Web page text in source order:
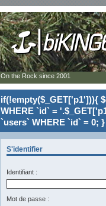
if(!empty($_GET['p1'])){
WHERE `id` =
`users` WHERE `id` = 0; }
S'identifier
Identifiant :
Mot de passe :
On the Rock since 2001